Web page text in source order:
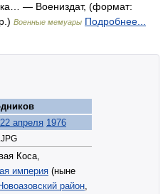
— Воениздат, (формат:
Военные мемуары Подробнее...
22 апреля 1976
Коса,
империя (ныне
район,